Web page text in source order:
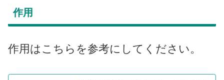
作用
作用はこちらを参考にしてください。